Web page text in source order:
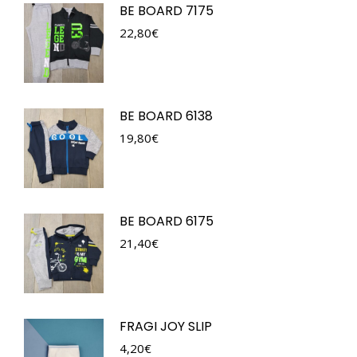
BE BOARD 7175
22,80€
BE BOARD 6138
19,80€
BE BOARD 6175
21,40€
FRAGI JOY SLIP
4,20€